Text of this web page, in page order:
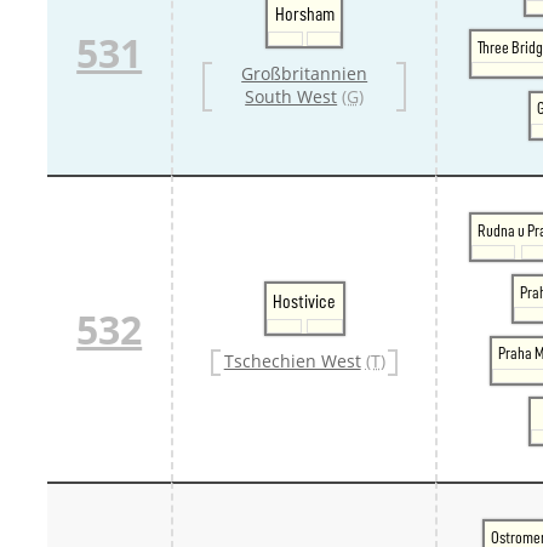
531
Horsham
Großbritannien
South West (G)
Three
532
Hostivice
Tschechien West (T)
Rudna u
Praha